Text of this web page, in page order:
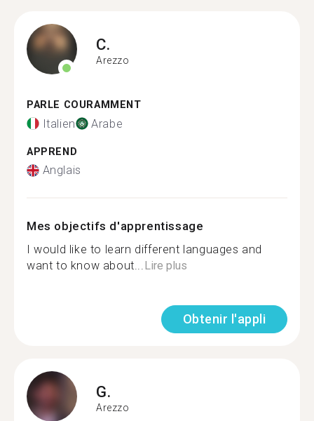
C.
Arezzo
PARLE COURAMMENT
Italien Arabe
APPREND
Anglais
Mes objectifs d'apprentissage
I would like to learn different languages and
want to know about...Lire plus
Obtenir l'appli
G.
Arezzo